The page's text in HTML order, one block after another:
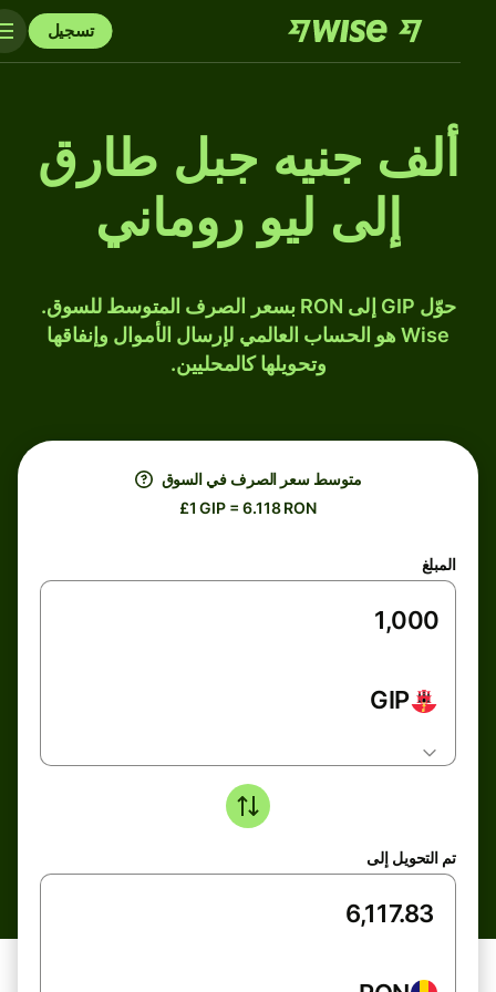
تسجيل
ألف جنيه جبل طارق
إلى ليو روماني
حوّل GIP إلى RON بسعر الصرف المتوسط للسوق.
Wise هو الحساب العالمي لإرسال الأموال وإنفاقها
وتحويلها كالمحليين.
متوسط ​​سعر الصرف في السوق
£1 GIP = 6.118 RON
المبلغ
GIP
تم التحويل إلى